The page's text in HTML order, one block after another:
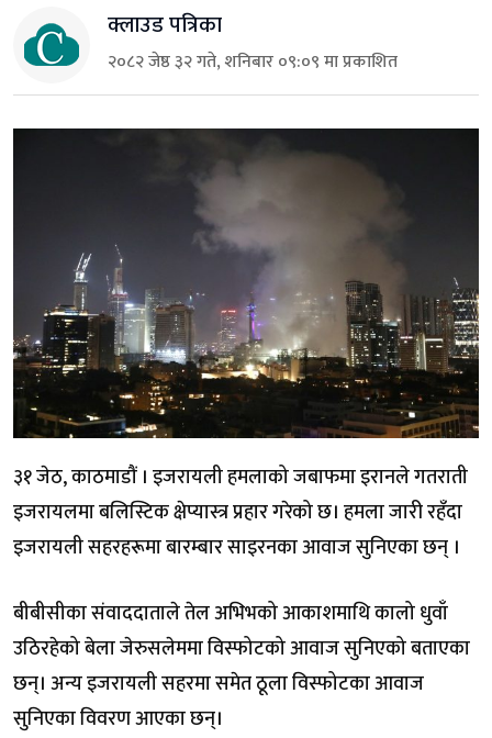
क्लाउड पत्रिका
२०८२ जेष्ठ ३२ गते, शनिबार ०९:०९ मा प्रकाशित
३१ जेठ, काठमाडौं । इजरायली हमलाको जबाफमा इरानले गतराती
इजरायलमा बलिस्टिक क्षेप्यास्त्र प्रहार गरेको छ। हमला जारी रहँदा
इजरायली सहरहरूमा बारम्बार साइरनका आवाज सुनिएका छन् ।
बीबीसीका संवाददाताले तेल अभिभको आकाशमाथि कालो धुवाँ
उठिरहेको बेला जेरुसलेममा विस्फोटको आवाज सुनिएको बताएका
छन्। अन्य इजरायली सहरमा समेत ठूला विस्फोटका आवाज
सुनिएका विवरण आएका छन्।